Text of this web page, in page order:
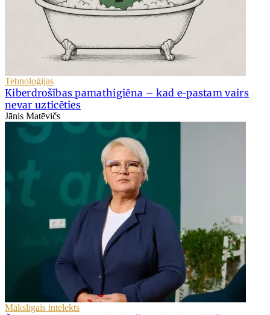
Tehnoloģijas
Kiberdrošības pamathigiēna – kad e-pastam vairs
nevar uzticēties
Jānis Matēvičs
Mākslīgais intelekts